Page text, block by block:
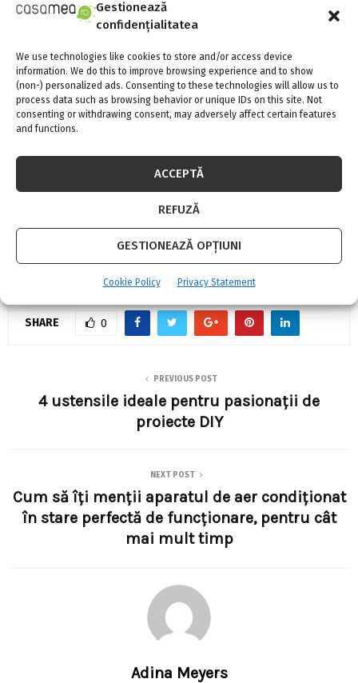
Gestionează
confidențialitatea
We use technologies like cookies to store and/or access device
information. We do this to improve browsing experience and to show
(non-) personalized ads. Consenting to these technologies will allow us to
process data such as browsing behavior or unique IDs on this site. Not
consenting or withdrawing consent, may adversely affect certain features
and functions.
ACCEPTĂ
REFUZĂ
GESTIONEAZĂ OPȚIUNI
Cookie Policy Privacy Statement
Sars-Cov-2.
SHARE 0
PREVIOUS POST
4 ustensile ideale pentru pasionaţii de
proiecte DIY
NEXT POST
Cum să îți menții aparatul de aer condiționat
în stare perfectă de funcționare, pentru cât
mai mult timp
Adina Meyers